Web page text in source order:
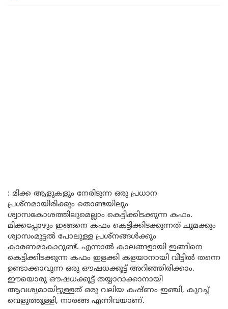
: മിക്ക ആളുകളും നേരിടുന്ന ഒരു പ്രധാന
പ്രശ്നമായിരിക്കും തൊണ്ടയിലും
ശ്വാസകോശത്തിലുമെല്ലാം കെട്ടിക്കിടക്കുന്ന കഫം.
മിക്കപ്പോഴും ഇങ്ങനെ കഫം കെട്ടിക്കിടക്കുന്നത് ചുമക്കും
ശ്വാസംമുട്ടൽ പോലുള്ള പ്രശ്നങ്ങൾക്കും
കാരണമാകാറുണ്ട്. എന്നാൽ കാലങ്ങളായി ഇങ്ങിനെ
കെട്ടിക്കിടക്കുന്ന കഫം ഇളക്കി കളയാനായി വീട്ടിൽ തന്നെ
ഉണ്ടാക്കാവുന്ന ഒരു ഔഷധക്കൂട്ട് അറിഞ്ഞിരിക്കാം.
ഈയൊരു ഔഷധക്കൂട്ട് തയ്യാറാക്കാനായി
ആവശ്യമായിട്ടുള്ളത് ഒരു വലിയ കഷ്ണം ഇഞ്ചി, കുറച്ച്
വെളുത്തുള്ളി, നാരങ്ങ എന്നിവയാണ്.